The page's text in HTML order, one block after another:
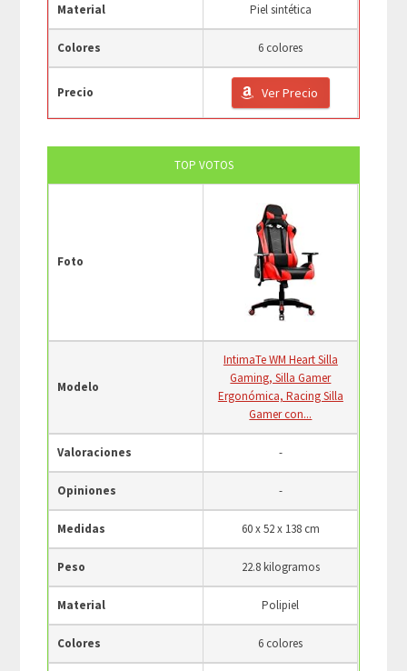
Material Piel sintética
Colores 6 colores
Precio Ver Precio
TOP VOTOS
Foto
Modelo
IntimaTe WM Heart Silla
Gaming, Silla Gamer
Ergonómica, Racing Silla
Gamer con...
Valoraciones -
Opiniones -
Medidas 60 x 52 x 138 cm
Peso 22.8 kilogramos
Material Polipiel
Colores 6 colores